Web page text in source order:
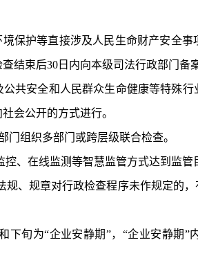
保护等直接涉及人民生命财产安全事
结束后30日内向本级司法行政部门备
共安全和人民群众生命健康等特殊
会公开的方式进行。
门组织多部门或跨层级联合检查。
控、在线监测等智慧监管方式达到监管
、规章对行政检查程序未作规定的
下旬为“企业安静期”，“企业安静期